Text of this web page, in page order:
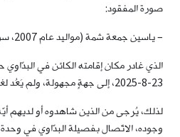
صورة المفقود:
– ياسين جمعة شمة (مواليد عام 2007، سوري)
23-8-2025، إلى جهةٍ مجهولة، ولم يَعُد لغاية تاريخه.
لذلك، يُرجى من الذين شاهدوه أو لديهم
وجوده، الاتّصال بفصيلة البدّاوي في